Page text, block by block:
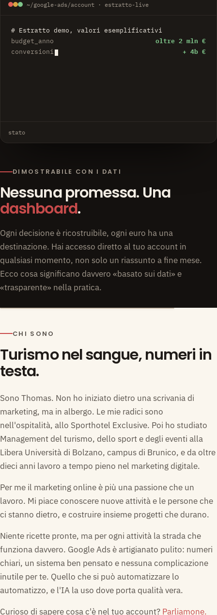
~/google-ads/account · estratto-live
# Estratto demo, valori esemplificativi
budget_anno
oltre 2 mln €
conversioni
+ 41 %
stato
DIMOSTRABILE CON I DATI
Nessuna promessa. Una
dashboard.
Ogni decisione è ricostruibile, ogni euro ha una
destinazione. Hai accesso diretto al tuo account in
qualsiasi momento, non solo un riassunto a fine mese.
Ecco cosa significano davvero «basato sui dati» e
«trasparente» nella pratica.
CHI SONO
Turismo nel sangue, numeri in
testa.
Sono Thomas. Non ho iniziato dietro una scrivania di
marketing, ma in albergo. Le mie radici sono
nell'ospitalità, allo Sporthotel Exclusive. Poi ho studiato
Management del turismo, dello sport e degli eventi alla
Libera Università di Bolzano, campus di Brunico, e da oltre
dieci anni lavoro a tempo pieno nel marketing digitale.
Per me il marketing online è più una passione che un
lavoro. Mi piace conoscere nuove attività e le persone che
ci stanno dietro, e costruire insieme progetti che durano.
Niente ricette pronte, ma per ogni attività la strada che
funziona davvero. Google Ads è artigianato pulito: numeri
chiari, un sistema ben pensato e nessuna complicazione
inutile per te. Quello che si può automatizzare lo
automatizzo, e l'IA la uso dove porta qualità vera.
Curioso di sapere cosa c'è nel tuo account? Parliamone.